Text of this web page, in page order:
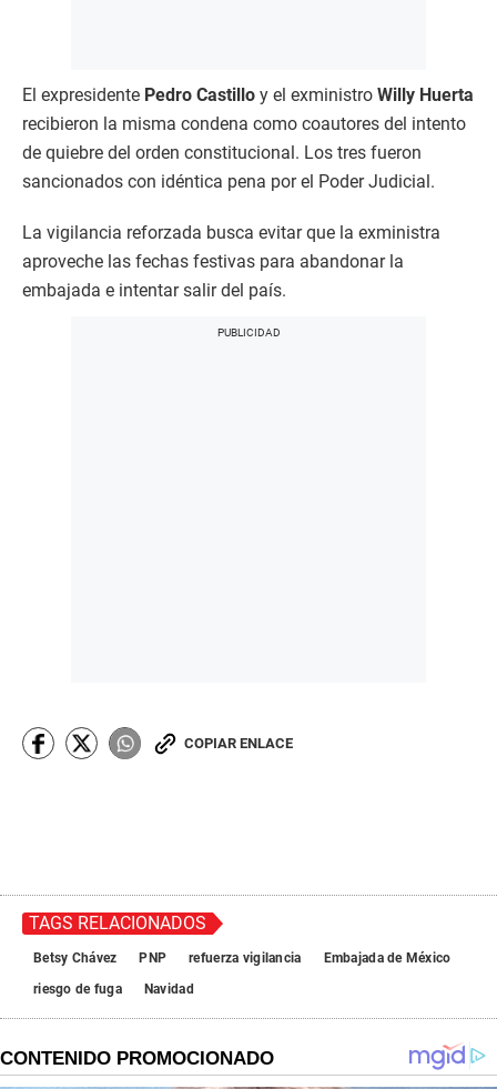
El expresidente Pedro Castillo y el exministro Willy Huerta
recibieron la misma condena como coautores del intento
de quiebre del orden constitucional. Los tres fueron
sancionados con idéntica pena por el Poder Judicial.​
La vigilancia reforzada busca evitar que la exministra
aproveche las fechas festivas para abandonar la
embajada e intentar salir del país.
COPIAR ENLACE
TAGS RELACIONADOS
Betsy Chávez PNP refuerza vigilancia
Embajada de México
riesgo de fuga
Navidad